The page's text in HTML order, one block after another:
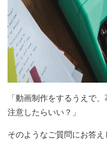
「動画制作をするうえで
注意したらいい？」
そのようなご質問にお答え